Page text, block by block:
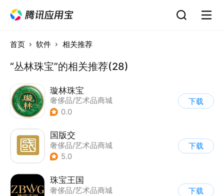
首页 软件 相关推荐
“丛林珠宝”的相关推荐(28)
璇林珠宝
奢侈品/艺术品商城
0.0
下载
国版交
奢侈品/艺术品商城
5.0
下载
珠宝王国
奢侈品/艺术品商城
下载